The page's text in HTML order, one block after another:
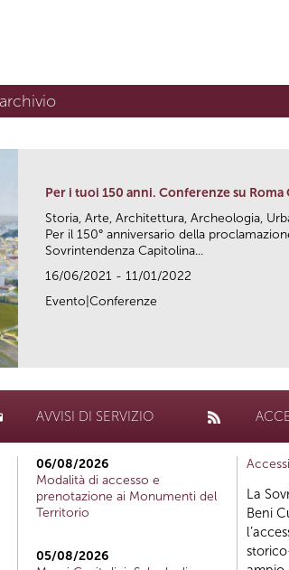
Per i tuoi 150 anni. Conferenze su Roma
Storia, Arte, Architettura, Archeologia,
Per il 150° anniversario della
Sovrintendenza Capitolina...
16/06/2021 - 11/01/2022
Evento|Conferenze
AVVISI DI SERVIZIO
06/08/2026
Modalità di accesso e
prenotazione ai Monumenti del
Territorio
05/08/2026
La
Beni